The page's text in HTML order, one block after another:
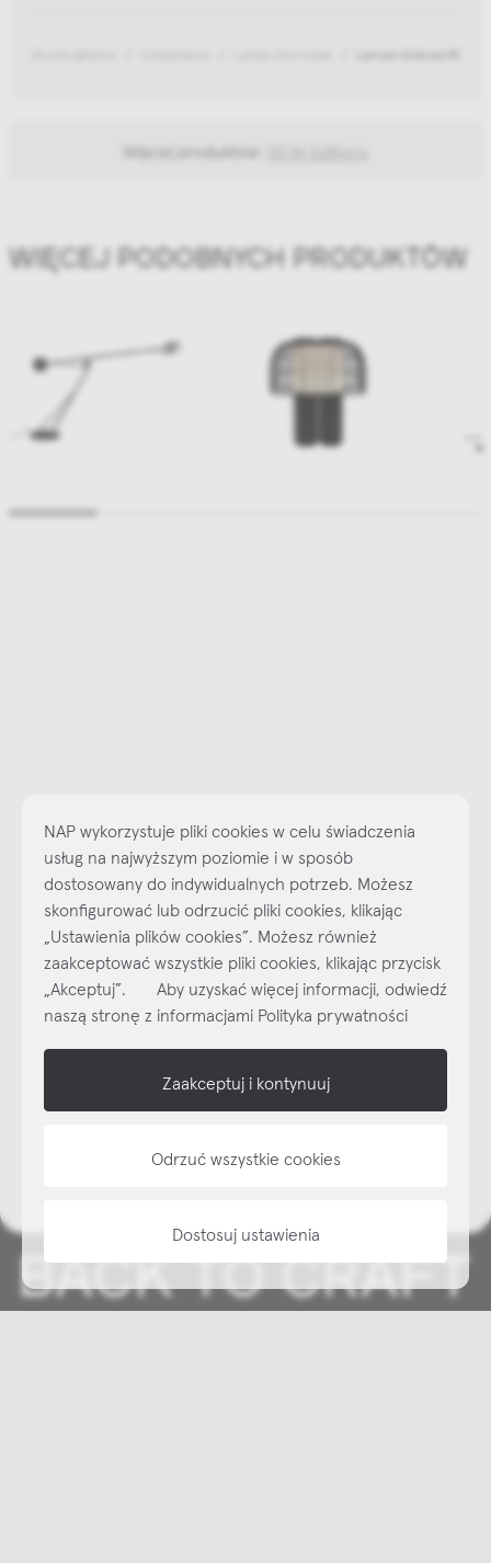
Więcej produktów:
WIĘCEJ PODOBNYCH PRODUKTÓW
Najlepsze inspiracje i promocje na wyciągnięcie ręki, zapisz się już
dzisiaj do naszego cyklicznego newslettera!
Subskrybuj
NEWSLETTER
shop online
NAP wykorzystuje pliki cookies w celu świadczenia
usług na najwyższym poziomie i w sposób
dostosowany do indywidualnych potrzeb. Możesz
skonfigurować lub odrzucić pliki cookies, klikając
„Ustawienia plików cookies”. Możesz również
zaakceptować wszystkie pliki cookies, klikając przycisk
„Akceptuj”. Aby uzyskać więcej informacji, odwiedź
naszą stronę z informacjami Polityka prywatności
Zaakceptuj i kontynuuj
Odrzuć wszystkie cookies
Dostosuj ustawienia